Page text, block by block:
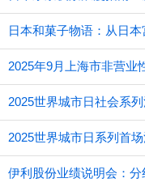
日本和菓子物语：从日
2025年9月上海市非营业
2025世界城市日系列首
伊利股份业绩说明会：